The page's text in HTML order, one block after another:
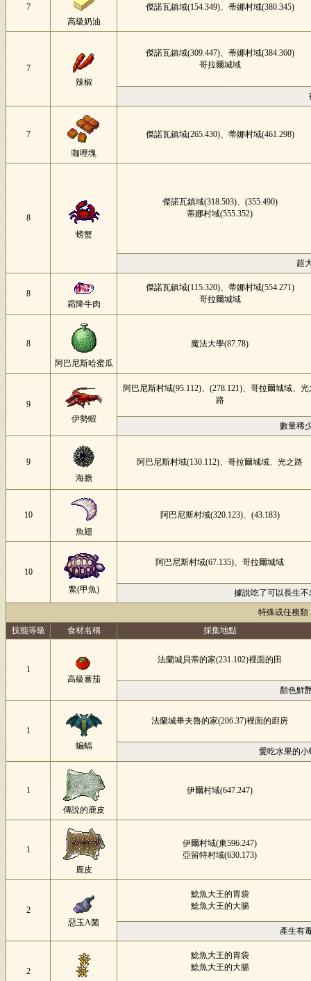
7
高級奶油
傑諾瓦鎮域(154.349)、蒂娜村域(380.345)
7
辣椒
傑諾瓦鎮域(309.447)、蒂娜村域(384.360)
哥拉爾城域
7
咖哩塊
傑諾瓦鎮域(265.430)、蒂娜村域(461.298)
8
螃蟹
傑諾瓦鎮域(318.503)、(355.490)
蒂娜村域(555.352)
超
8
霜降牛肉
傑諾瓦鎮域(115.320)、蒂娜村域(554.271)
哥拉爾城域
8
阿巴尼斯哈蜜瓜
魔法大學(87.78)
9
伊勢蝦
阿巴尼斯村域(95.112)、(278.121)、哥拉爾城域、光
路
數量稀
9
海膽
阿巴尼斯村域(130.112)、哥拉爾城域、光之路
10
魚翅
阿巴尼斯村域(320.123)、(43.183)
10
鱉(甲魚)
阿巴尼斯村域(67.135)、哥拉爾城域
據說吃了可以長生
特殊或任務類
技能等級
食材名稱 採集地點
1
高級蕃茄
法蘭城貝蒂的家(231.102)裡面的田
顏色鮮
1
蝙蝠
法蘭城畢夫魯的家(206.37)裡面的廚房
愛吃水果的
1
傳說的鹿皮
伊爾村域(647.247)
1
鹿皮
伊爾村域(東596.247)
亞留特村域(630.173)
2
惡玉A菌
鯰魚大王的胃袋
鯰魚大王的大腸
產生有
2
鯰魚大王的胃袋
鯰魚大王的大腸